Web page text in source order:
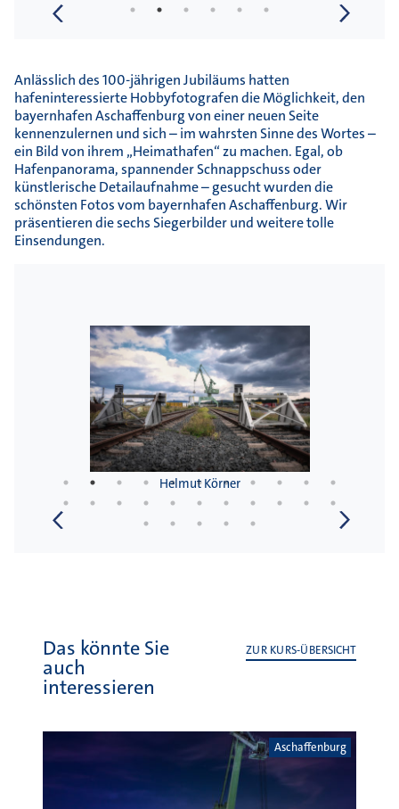
ein Bild von ihrem „Heimathafen“ zu machen. Egal, ob
Hafenpanorama, spannender Schnappschuss oder
präsentieren die sechs Siegerbilder und weitere tolle
Einsendungen.
Joachim Eitel
Das könnte Sie
auch
ZUR KURS-ÜBERSICHT